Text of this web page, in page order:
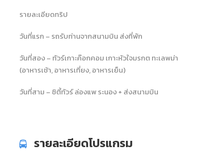
รายละเอียดทริป
วันที่แรก – รถรับท่านจากสนามบิน ส่งที่พัก
วันที่สอง – ทัวร์เกาะค๊อกคอม เกาะหัวใจมรกต ทะเลพม่า
(อาหารเช้า, อาหารเที่ยง, อาหารเย็น)
วันที่สาม – ซิตี้ทัวร์ ล่องแพ ระนอง + ส่งสนามบิน
รายละเอียดโปรแกรม